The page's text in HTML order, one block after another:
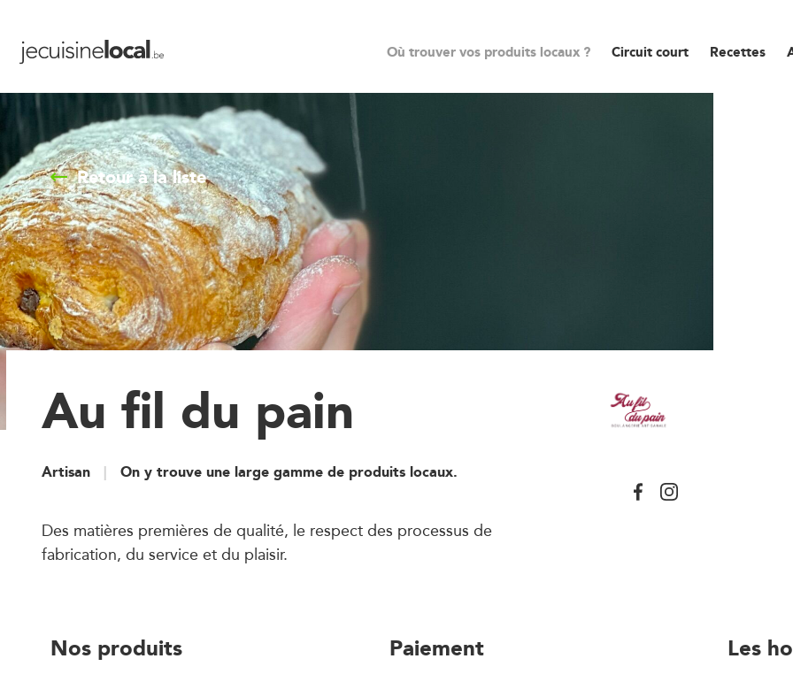
Où trouver vos produits locaux ? Circuit court Recettes
Retour à la liste
Au fil du pain
Artisan On y trouve une large gamme de produits locaux.
Des matières premières de qualité, le respect des processus de
fabrication, du service et du plaisir.
Nos produits Paiement Les